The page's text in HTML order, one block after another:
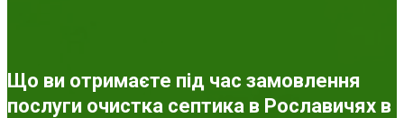
Що ви отримаєте під час замовлення
послуги очистка септика в Рославичях в